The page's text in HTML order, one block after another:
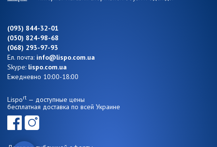
(093) 844-32-01
(050) 824-98-68
(068) 293-97-93
Ел. почта: info@lispo.com.ua
Skype: lispo.com.ua
Ежедневно 10:00-18:00
Lisport — доступные цены
бесплатная доставка по всей Украине